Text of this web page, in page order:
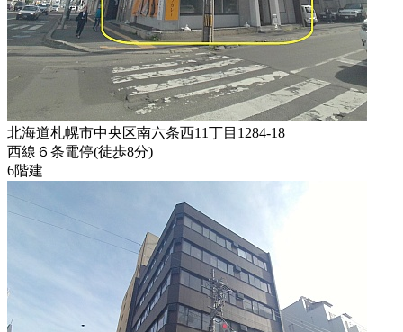
北海道札幌市中央区南六条西11丁目1284-18
西線６条電停(徒歩8分)
6階建